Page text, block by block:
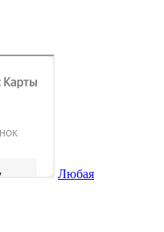
Любая